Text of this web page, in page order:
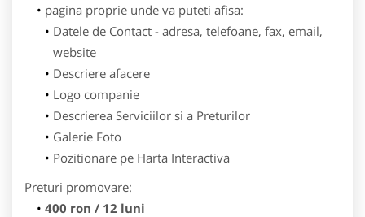
pagina proprie unde va puteti afisa:
Datele de Contact - adresa, telefoane, fax, email,
website
Descriere afacere
Logo companie
Descrierea Serviciilor si a Preturilor
Galerie Foto
Pozitionare pe Harta Interactiva
Preturi promovare:
400 ron / 12 luni